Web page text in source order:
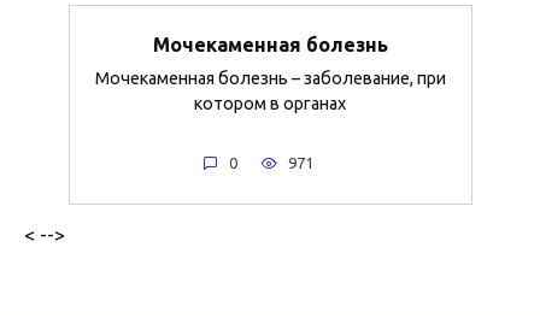
Мочекаменная болезнь
Мочекаменная болезнь – заболевание, при
котором в органах
0 971
< -->